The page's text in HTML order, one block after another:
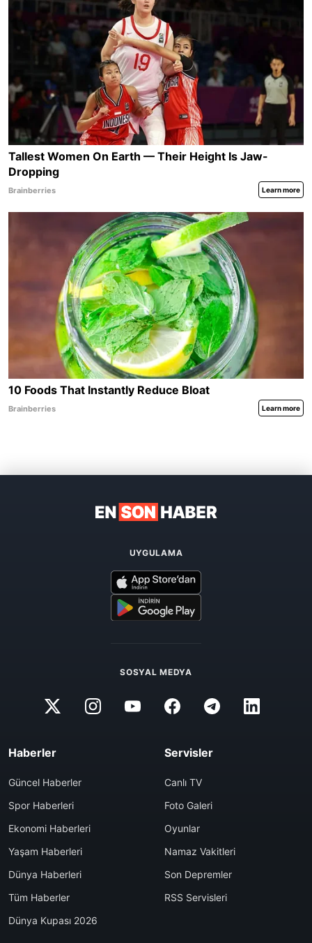
UYGULAMA
SOSYAL MEDYA
Haberler
Güncel Haberler
Spor Haberleri
Ekonomi Haberleri
Yaşam Haberleri
Dünya Haberleri
Tüm Haberler
Dünya Kupası 2026
Servisler
Canlı TV
Foto Galeri
Oyunlar
Namaz Vakitleri
Son Depremler
RSS Servisleri